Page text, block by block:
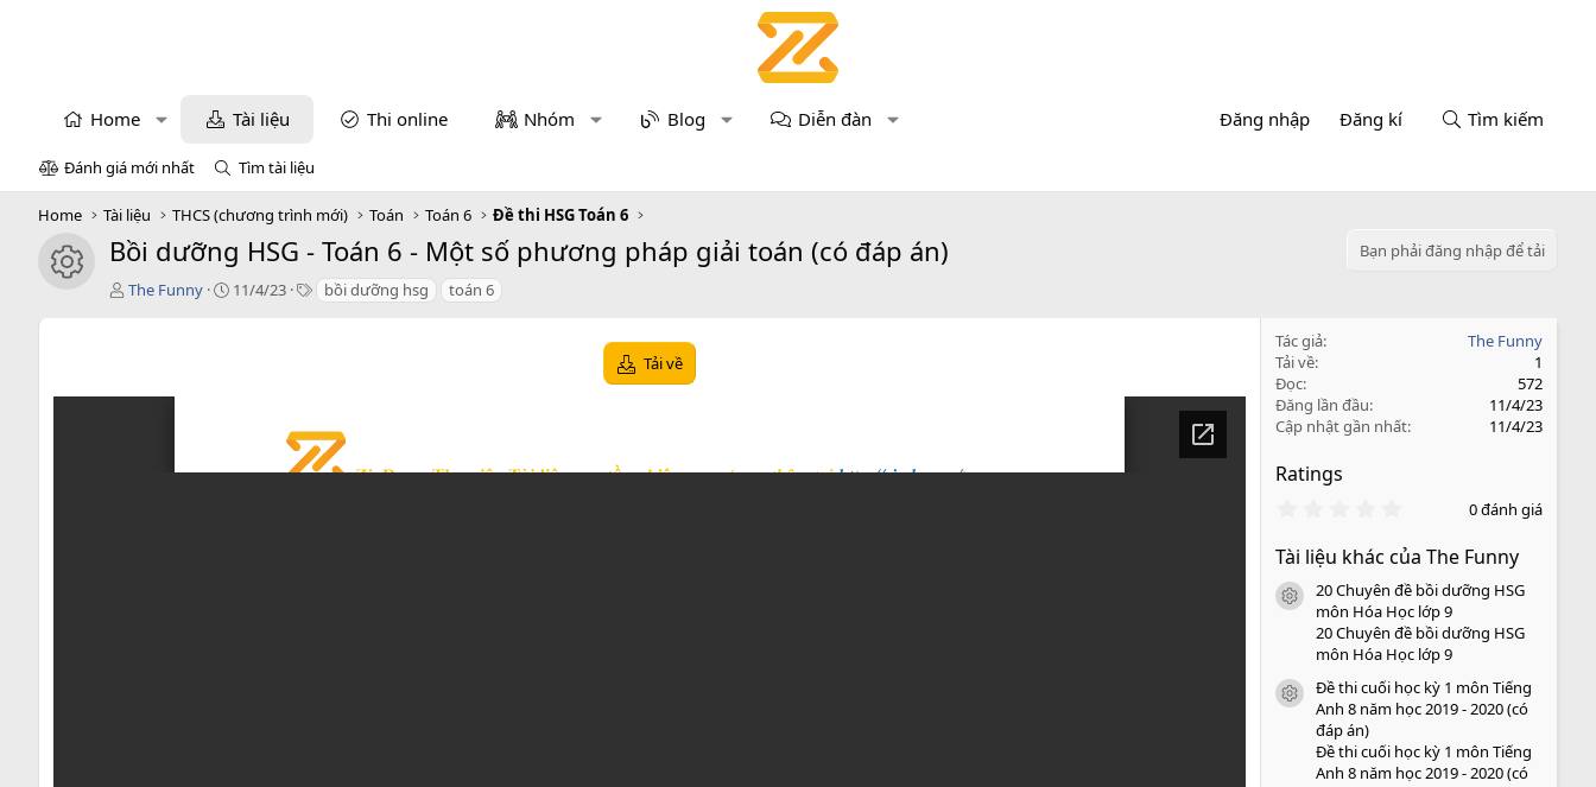
Home Tài liệu Thi online Nhóm Blog Diễn đàn Đăng nhập Đăng kí Tìm kiếm
Đánh giá mới nhất Tìm tài liệu
Home Tài liệu THCS (chương trình mới) Toán Toán 6 Đề thi HSG Toán 6
icon tài liệu
Bồi dưỡng HSG - Toán 6 - Một số phương pháp giải toán (có đáp án)
Bạn phải đăng nhập để tải
T
ả
The Funny
C11/4/23
T bồi dưỡng hsg toán 6
Tải về
Tác giả
The Funny
Tải về
1
Đọc
572
Đăng lần đầu
11/4/23
Cập nhật gần nhất
11/4/23
Ratings
0
0
s
a
o
0 đánh giá
Tài liệu khác của The Funny
icon tài liệu
20 Chuyên đề bồi dưỡng HSG
môn Hóa Học lớp 9
20 Chuyên đề bồi dưỡng HSG
môn Hóa Học lớp 9
icon tài liệu
Đề thi cuối học kỳ 1 môn Tiếng
Anh 8 năm học 2019 - 2020 (có
đáp án)
Đề thi cuối học kỳ 1 môn Tiếng
Anh 8 năm học 2019 - 2020 (có